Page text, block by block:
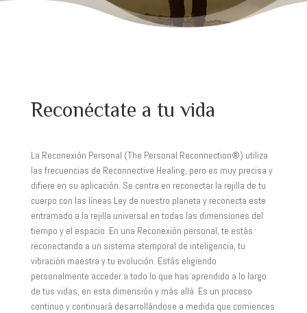
Reconéctate a tu vida
La Reconexión Personal (The Personal Reconnection®) utiliza
las frecuencias de Reconnective Healing, pero es muy precisa y
difiere en su aplicación. Se centra en reconectar la rejilla de tu
cuerpo con las líneas Ley de nuestro planeta y reconecta este
entramado a la rejilla universal en todas las dimensiones del
tiempo y el espacio. En una Reconexión personal, te estás
reconectando a un sistema atemporal de inteligencia, tu
vibración maestra y tu evolución. Estás eligiendo
personalmente acceder a todo lo que has aprendido a lo largo
de tus vidas, en esta dimensión y más allá. Es un proceso
continuo y continuará desarrollándose a medida que comiences